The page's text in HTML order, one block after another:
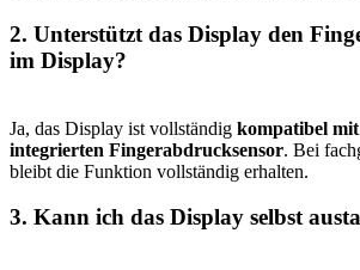
2. Unterstützt das Display den
im Display?
Ja, das Display ist vollständig kompatibel
integrierten Fingerabdrucksensor. Bei
bleibt die Funktion vollständig erhalten.
3. Kann ich das Display selbst